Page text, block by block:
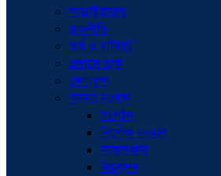
আড়াইহাজার
রাজনীতি
অর্থ ও বাণিজ্য
প্রবাসে ডাক
খেলাধুলা
অনন্যা সংবাদ
সংগঠন
নিখোঁজ সংবাদ
সাক্ষাৎকার
বিনোদন